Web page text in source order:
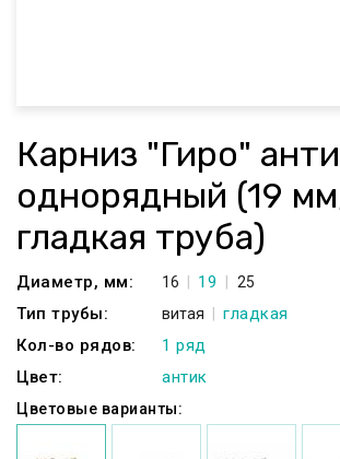
Карниз "Гиро"
однорядный (19
гладкая труба)
Диаметр, мм: 16 19 25
Тип трубы: витая
гладкая
Кол-во рядов:
1 ряд
Цвет:
антик
Цветовые варианты: